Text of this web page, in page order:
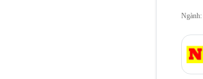
Ngành: